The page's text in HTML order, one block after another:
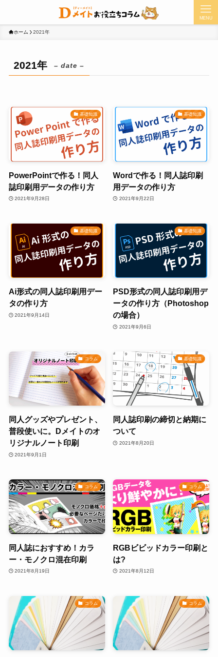
MENU
ホーム 2021年
2021年 – date –
基礎知識
PowerPointで作る！同人
誌印刷用データの作り方
2021年9月28日
基礎知識
Wordで作る！同人誌印刷
用データの作り方
2021年9月22日
基礎知識
Ai形式の同人誌印刷用デー
タの作り方
2021年9月14日
基礎知識
PSD形式の同人誌印刷用デ
ータの作り方（Photoshop
の場合）
2021年9月6日
コラム
同人グッズやプレゼント、
普段使いに。Dメイトのオ
リジナルノート印刷
2021年9月1日
基礎知識
同人誌印刷の締切と納期に
ついて
2021年8月20日
コラム
同人誌におすすめ！カラ
ー・モノクロ混在印刷
2021年8月19日
コラム
RGBビビッドカラー印刷と
は?
2021年8月12日
コラム コラム